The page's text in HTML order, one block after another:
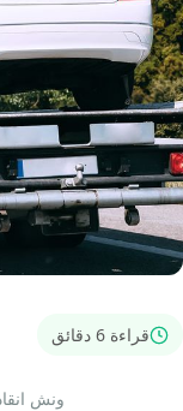
قراءة 6 دقائق
ونش